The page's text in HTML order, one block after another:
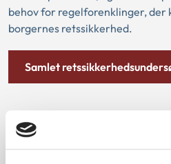
behov for regelforenklinger, der
borgernes retssikkerhed.
Samlet
Lancering af
i 2023